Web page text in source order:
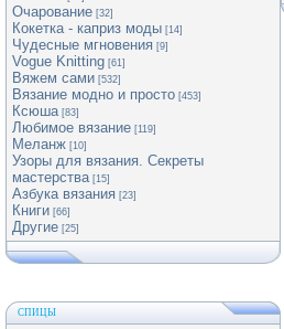
Очарование [32]
Кокетка - каприз моды [14]
Чудесные мгновения [9]
Vogue Knitting [61]
Вяжем сами [532]
Вязание модно и просто [453]
Ксюша [83]
Любимое вязание [119]
Меланж [10]
Узоры для вязания. Секреты
мастерства [15]
Азбука вязания [23]
Книги [66]
Другие [25]
СПИЦЫ